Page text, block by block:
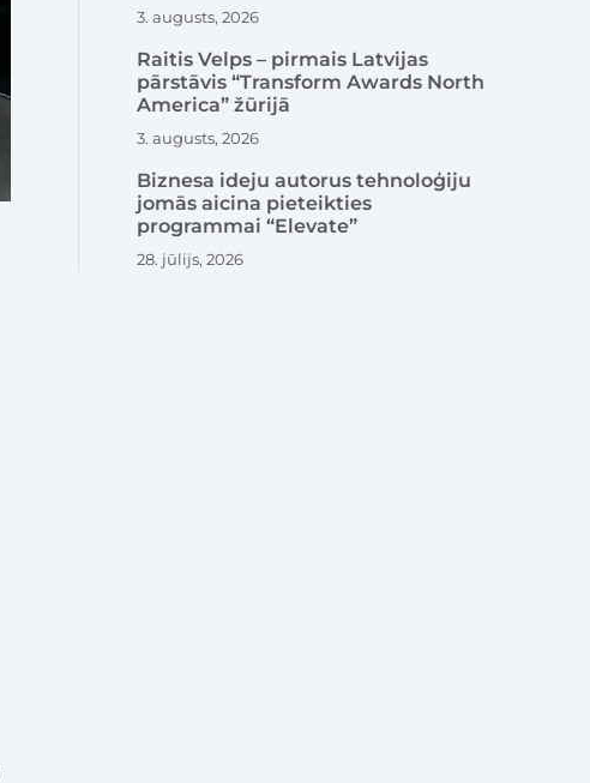
3. augusts, 2026
Raitis Velps – pirmais Latvijas
pārstāvis “Transform Awards North
America” žūrijā
3. augusts, 2026
Biznesa ideju autorus tehnoloģiju
jomās aicina pieteikties
programmai “Elevate”
28. jūlijs, 2026